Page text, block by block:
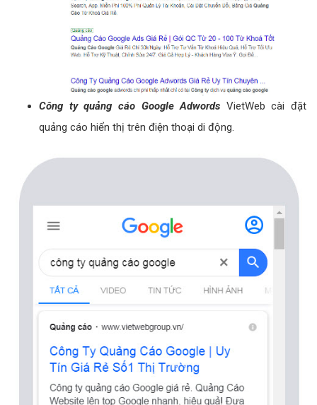
Công ty quảng cáo Google Adwords VietWeb cài đặt
quảng cáo hiển thị trên điện thoại di động.